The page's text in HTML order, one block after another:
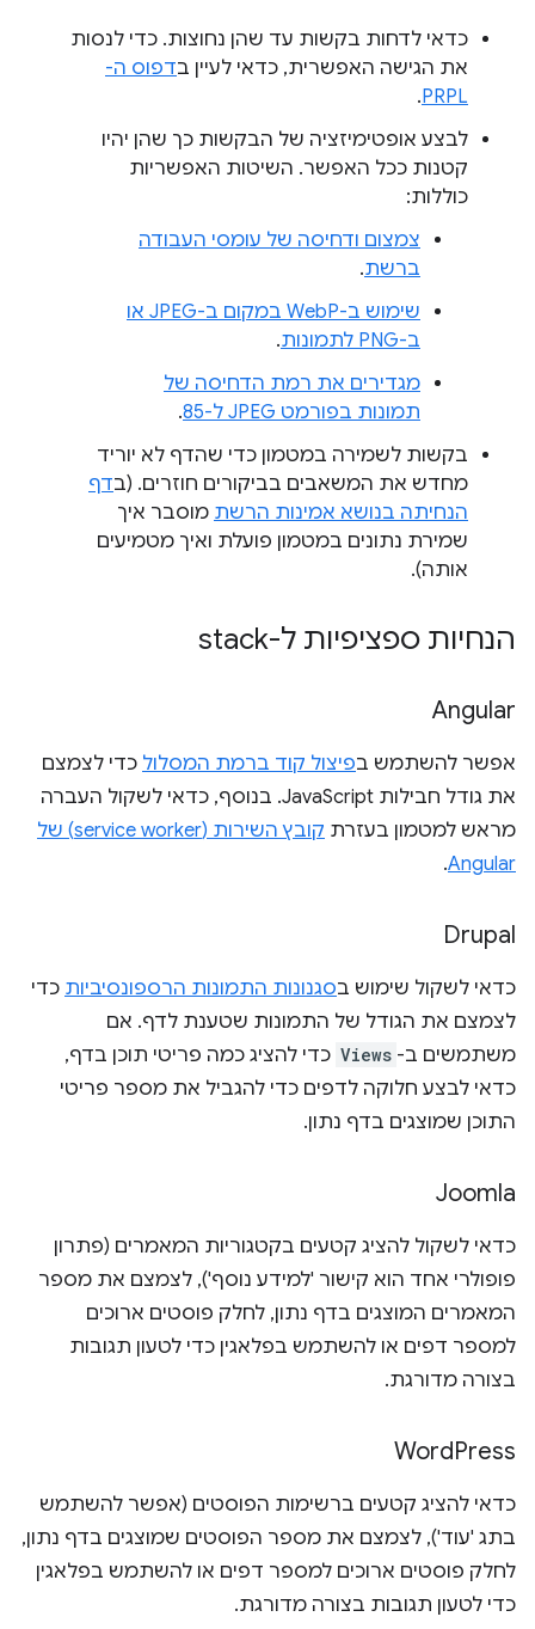
כדאי לדחות בקשות עד שהן נחוצות. כדי לנסות
את הגישה האפשרית, כדאי לעיין בדפוס ה-
PRPL
.
לבצע אופטימיזציה של הבקשות כך שהן יהיו
קטנות ככל האפשר. השיטות האפשריות
כוללות:
צמצום ודחיסה של עומסי העבודה
ברשת.
שימוש ב-WebP במקום ב-JPEG או
ב-PNG לתמונות
.
מגדירים את רמת הדחיסה של
תמונות בפורמט JPEG ל-85
.
בקשות לשמירה במטמון כדי שהדף לא יוריד
מחדש את המשאבים בביקורים חוזרים. (בדף
הנחיתה בנושא אמינות הרשת מוסבר איך
שמירת נתונים במטמון פועלת ואיך מטמיעים
אותה).
הנחיות ספציפיות ל-stack
Angular
אפשר להשתמש בפיצול קוד ברמת המסלול כדי לצמצם
את גודל חבילות JavaScript. בנוסף, כדאי לשקול העברה
מראש למטמון בעזרת
קובץ השירות (service worker) של
Angular
.
Drupal
כדאי לשקול שימוש בסגנונות התמונות הרספונסיביות כדי
לצמצם את הגודל של התמונות שטענת לדף. אם
משתמשים ב- Views כדי להציג כמה פריטי תוכן בדף,
כדאי לבצע חלוקה לדפים כדי להגביל את מספר פריטי
התוכן שמוצגים בדף נתון.
Joomla
כדאי לשקול להציג קטעים בקטגוריות המאמרים (פתרון
פופולרי אחד הוא קישור 'למידע נוסף'), לצמצם את מספר
המאמרים המוצגים בדף נתון, לחלק פוסטים ארוכים
למספר דפים או להשתמש בפלאגין כדי לטעון תגובות
בצורה מדורגת.
WordPress
כדאי להציג קטעים ברשימות הפוסטים (אפשר להשתמש
בתג 'עוד'), לצמצם את מספר הפוסטים שמוצגים בדף נתון,
לחלק פוסטים ארוכים למספר דפים או להשתמש בפלאגין
כדי לטעון תגובות בצורה מדורגת.